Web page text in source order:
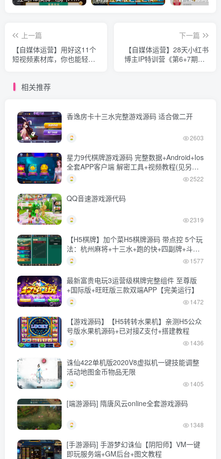
上一篇
【自媒体运营】用好这11个
短视频素材库，你也能轻松
下一篇
【自媒体运营】28天小红书
博主IP特训营《第6+7期》4
相关推荐
香逸房卡十三水完整游戏源码 适合做二开
2603
星力9代棋牌游戏源码 完整数据+Android+Ios
全套APP客户端 解密工具+视频教程(见另个
链接)
2522
QQ音速游戏源代码
2319
【H5棋牌】加个菜H5棋牌源码 带点控 5个玩
法：杭州麻将+十三水+跑的快+四副牌+斗地
主
1577
最新富贵电玩3运营级棋牌完整组件 至尊版
+国际版+旺旺版三款双端APP【完美运行】
1472
【游戏源码】【H5转转水果机】亲测H5公众
号版水果机源码+已对接Z支付+搭建教程
1436
诛仙422单机版2020V8虚拟机一键技能调整
活动地图金币物品无限
1405
[端游源码] 隋唐风云online全套游戏源码
1348
[手游源码] 手游梦幻诛仙【阴阳师】VM一键
即玩服务端+GM后台+图文教程